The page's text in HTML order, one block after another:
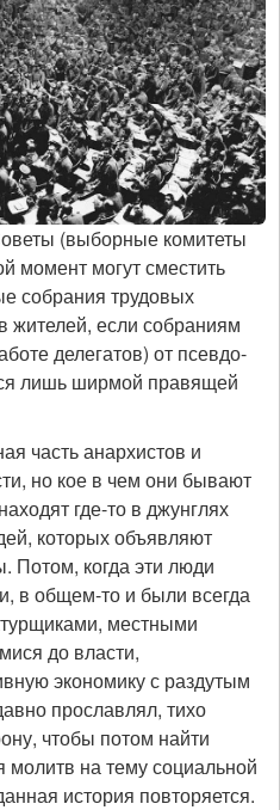
(выборные комитеты
момент могут сместить
собрания трудовых
жителей, если собраниям
делегатов) от псевдо-
лишь ширмой правящей
часть анархистов и
но кое в чем они бывают
где-то в джунглях
которых объявляют
Потом, когда эти люди
в общем-то и были всегда
местными
до власти,
экономику с раздутым
прославлял, тихо
чтобы потом найти
молитв на тему социальной
история повторяется.